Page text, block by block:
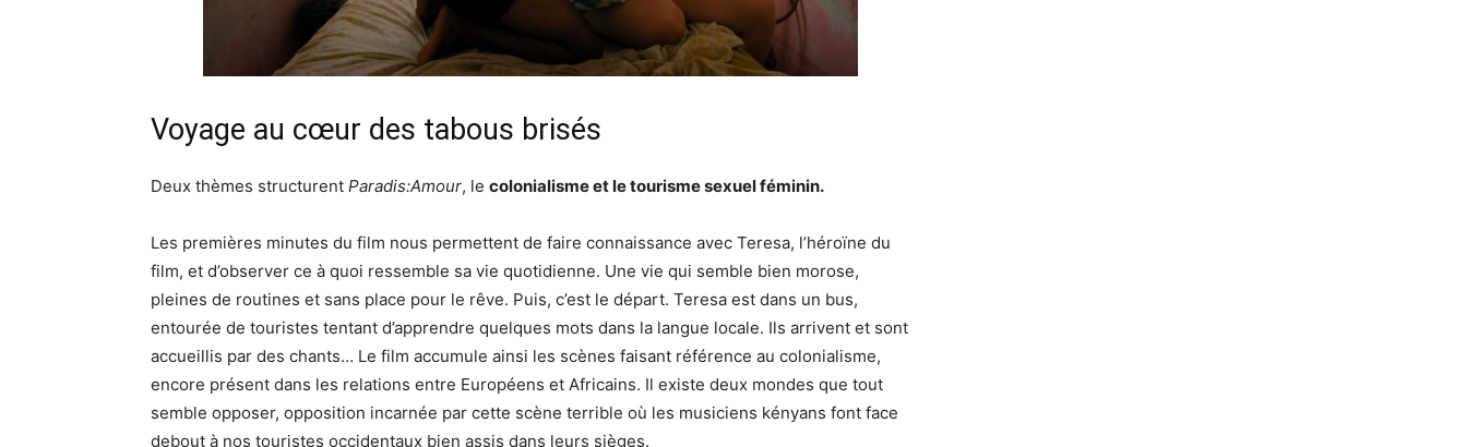
Voyage au cœur des tabous brisés
Deux thèmes structurent Paradis:Amour, le colonialisme et le tourisme sexuel féminin.
Les premières minutes du film nous permettent de faire connaissance avec Teresa, l’héroïne du
film, et d’observer ce à quoi ressemble sa vie quotidienne. Une vie qui semble bien morose,
pleines de routines et sans place pour le rêve. Puis, c’est le départ. Teresa est dans un bus,
entourée de touristes tentant d’apprendre quelques mots dans la langue locale. Ils arrivent et sont
accueillis par des chants… Le film accumule ainsi les scènes faisant référence au colonialisme,
encore présent dans les relations entre Européens et Africains. Il existe deux mondes que tout
semble opposer, opposition incarnée par cette scène terrible où les musiciens kényans font face
debout à nos touristes occidentaux bien assis dans leurs sièges.